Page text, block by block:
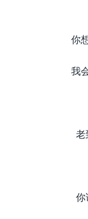
你
我
老
你